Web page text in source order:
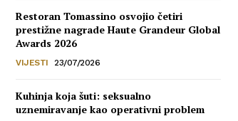
Restoran Tomassino osvojio četiri
prestižne nagrade Haute Grandeur Global
Awards 2026
VIJESTI 23/07/2026
Kuhinja koja šuti: seksualno
uznemiravanje kao operativni problem